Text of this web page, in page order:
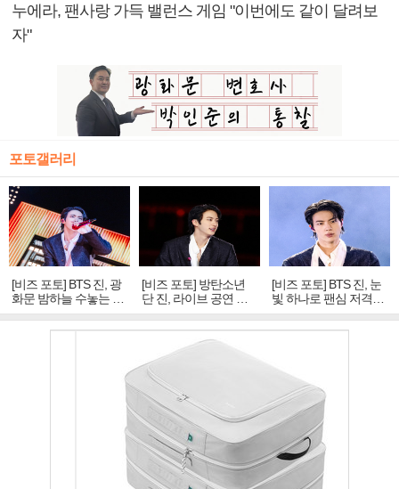
누에라, 팬사랑 가득 밸런스 게임 "이번에도 같이 달려보
자"
포토갤러리
[비즈 포토] BTS 진, 광
화문 밤하늘 수놓는 '비
주얼 킹'의 열창
[비즈 포토] 방탄소년
단 진, 라이브 공연 중
빛나는 독보적 아우라
[비즈 포토] BTS 진, 눈
빛 하나로 팬심 저격…
독보적 카리스마